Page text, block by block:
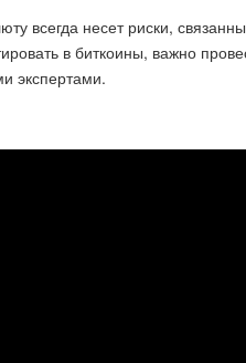
всегда несет риски,
в биткоины, важно
экспертами.